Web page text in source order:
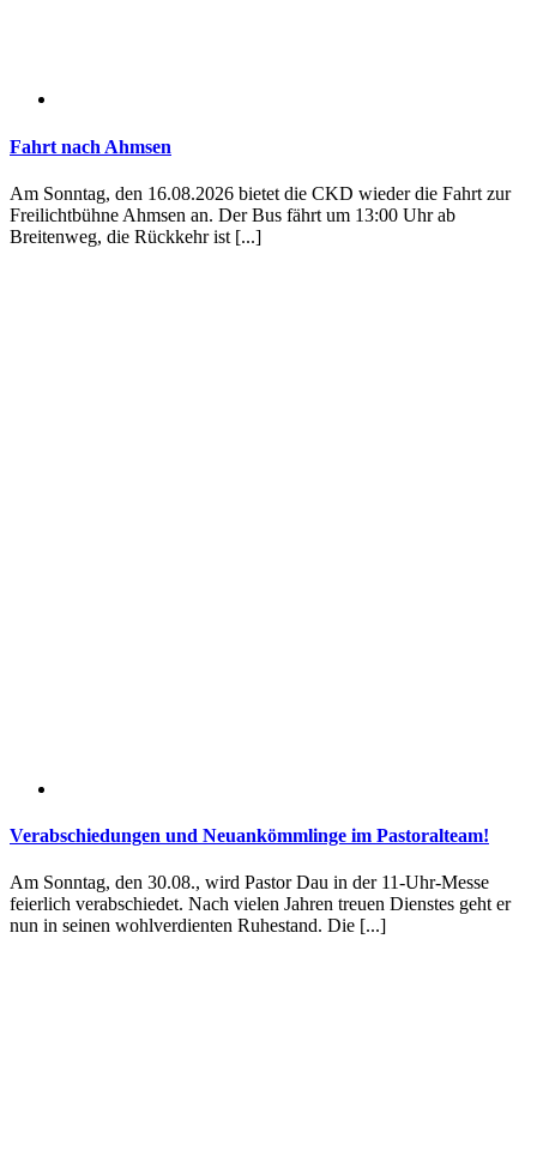
Fahrt nach Ahmsen
Am Sonntag, den 16.08.2026 bietet die CKD wieder die Fahrt zur
Freilichtbühne Ahmsen an. Der Bus fährt um 13:00 Uhr ab
Breitenweg, die Rückkehr ist [...]
Verabschiedungen und Neuankömmlinge im Pastoralteam!
Am Sonntag, den 30.08., wird Pastor Dau in der 11-Uhr-Messe
feierlich verabschiedet. Nach vielen Jahren treuen Dienstes geht er
nun in seinen wohlverdienten Ruhestand. Die [...]